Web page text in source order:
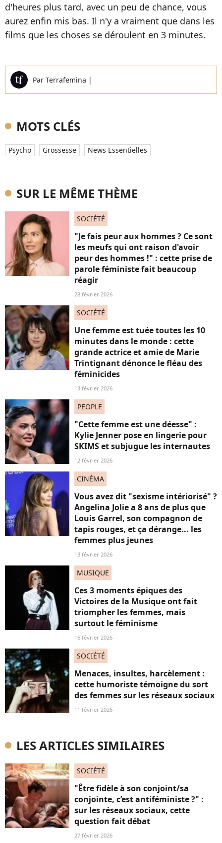
d'heures plus tard, avec un peu de chance, vous
aurez enfin mis bas. Il n'y a vraiment que dans les
films que les choses se déroulent en 3 minutes.
Par Terrafemina |
MOTS CLÉS
Psycho Grossesse News Essentielles
SUR LE MÊME THÈME
SOCIÉTÉ
"Je fais peur aux hommes ? Ce sont
les meufs qui ont raison d'avoir
peur des hommes !" : cette prise de
parole féministe fait beaucoup
réagir
28 février 2026
SOCIÉTÉ
Une femme est tuée toutes les 10
minutes dans le monde : cette
grande actrice et amie de Marie
Trintignant dénonce le fléau des
féminicides
13 février 2026
PEOPLE
"Cette femme est une déesse" :
Kylie Jenner pose en lingerie pour
SKIMS et subjugue les internautes
12 février 2026
CINÉMA
Vous avez dit "sexisme intériorisé" ?
Angelina Jolie a 8 ans de plus que
Louis Garrel, son compagnon de
tapis rouges, et ça dérange... les
femmes plus jeunes
13 février 2026
MUSIQUE
Ces 3 moments épiques des
Victoires de la Musique ont fait
triompher les femmes, mais
surtout le féminisme
16 février 2026
SOCIÉTÉ
Menaces, insultes, harcèlement :
cette humoriste témoigne du sort
des femmes sur les réseaux sociaux
11 février 2026
LES ARTICLES SIMILAIRES
SOCIÉTÉ
"Être fidèle à son conjoint/sa
conjointe, c’est antiféministe ?" :
sur les réseaux sociaux, cette
question fait débat
27 février 2026